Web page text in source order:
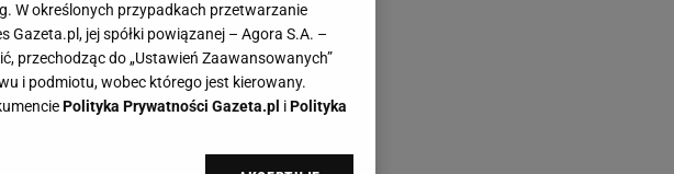
W określonych przypadkach przetwarzanie
jej spółki powiązanej – Agora S.A. –
przechodząc do „Ustawień Zaawansowanych”
i podmiotu, wobec którego jest kierowany.
Polityka Prywatności Gazeta.pl iPolityka